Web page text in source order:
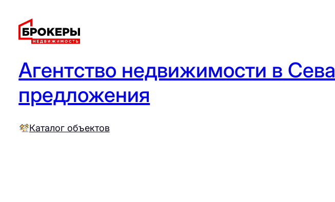
содержимому
Агентство недвижимости в
предложения
Каталог объектов